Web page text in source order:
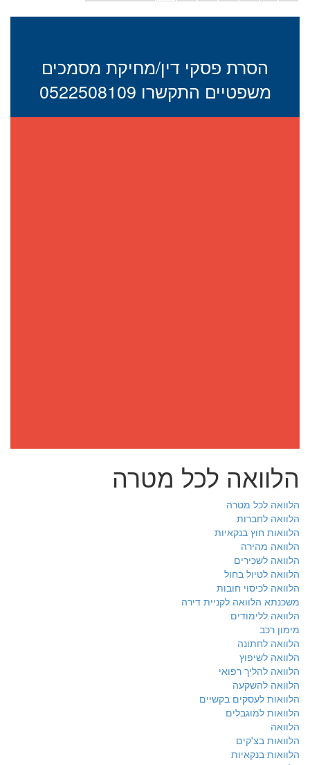
הסרת פסקי דין/מחיקת מסמכים
משפטיים התקשרו 0522508109
הלוואה לכל מטרה
הלוואה לכל מטרה
הלוואה לחברות
הלוואות חוץ בנקאיות
הלוואה מהירה
הלוואה לשכירים
הלוואה לטיול בחול
הלוואה לכיסוי חובות
משכנתא הלוואה לקניית דירה
הלוואה ללימודים
מימון רכב
הלוואה לחתונה
הלוואה לשיפוץ
הלוואה להליך רפואי
הלוואה להשקעה
הלוואות לעסקים בקשיים
הלוואות למוגבלים
הלוואה
הלוואות בצ'קים
הלוואות בנקאיות